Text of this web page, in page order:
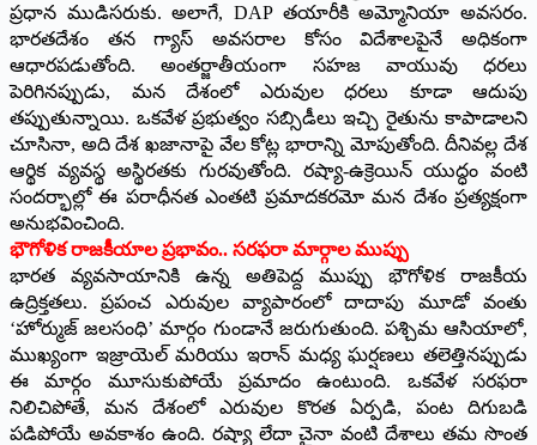
ప్రధాన ముడిసరుకు. అలాగే, DAP తయారీకి అమ్మోనియా అవసరం.
భారతదేశం తన గ్యాస్ అవసరాల కోసం విదేశాలపైనే అధికంగా
ఆధారపడుతోంది. అంతర్జాతీయంగా సహజ వాయువు ధరలు
పెరిగినప్పుడు, మన దేశంలో ఎరువుల ధరలు కూడా ఆదుపు
తప్పుతున్నాయి. ఒకవేళ ప్రభుత్వం సబ్సిడీలు ఇచ్చి రైతును కాపాడాలని
చూసినా, అది దేశ ఖజానాపై వేల కోట్ల భారాన్ని మోపుతోంది. దీనివల్ల దేశ
ఆర్థిక వ్యవస్థ అస్థిరతకు గురవుతోంది. రష్యా-ఉక్రెయిన్ యుద్ధం వంటి
సందర్భాల్లో ఈ పరాధీనత ఎంతటి ప్రమాదకరమో మన దేశం ప్రత్యక్షంగా
అనుభవించింది.
​భౌగోళిక రాజకీయాల ప్రభావం.. సరఫరా మార్గాల ముప్పు
​భారత వ్యవసాయానికి ఉన్న అతిపెద్ద ముప్పు భౌగోళిక రాజకీయ
ఉద్రిక్తతలు. ప్రపంచ ఎరువుల వ్యాపారంలో దాదాపు మూడో వంతు
‘హోర్ముజ్ జలసంధి’ మార్గం గుండానే జరుగుతుంది. పశ్చిమ ఆసియాలో,
ముఖ్యంగా ఇజ్రాయెల్ మరియు ఇరాన్ మధ్య ఘర్షణలు తలెత్తినప్పుడు
ఈ మార్గం మూసుకుపోయే ప్రమాదం ఉంటుంది. ఒకవేళ సరఫరా
నిలిచిపోతే, మన దేశంలో ఎరువుల కొరత ఏర్పడి, పంట దిగుబడి
పడిపోయే అవకాశం ఉంది. రష్యా లేదా చైనా వంటి దేశాలు తమ సొంత